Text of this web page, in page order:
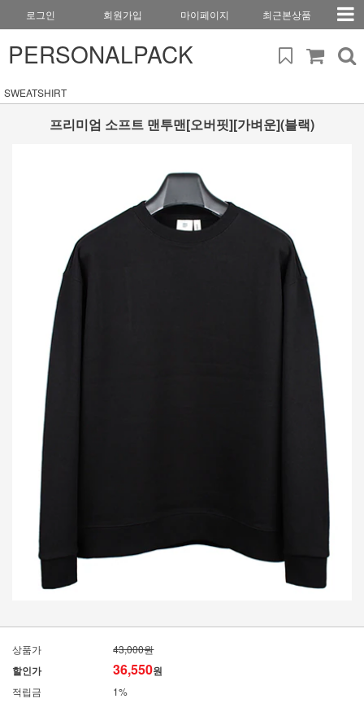
로그인 회원가입 마이페이지 최근본상품
PERSONALPACK
SWEATSHIRT
프리미엄 소프트 맨투맨[오버핏][가벼운](블랙)
상품가 43,000원
할인가 36,550원
적립금
1%